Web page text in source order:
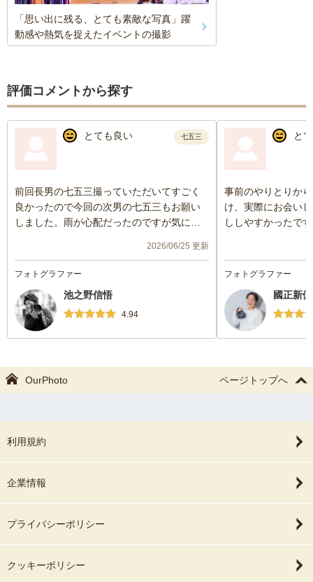
「思い出に残る、とても素敵な写真」躍
動感や熱気を捉えたイベントの撮影
評価コメントから探す
とても良い 七五三
前回長男の七五三撮っていただいてすごく
良かったので今回の次男の七五三もお願い
しました。雨が心配だったのですが気にな
きました。わがままも聞いていただいてあ
りがとうございます。次回も機会がありま
2026/06/25 更新
フォトグラファー
池之野信悟
4.94
と
事前のやりとりか
け、実際にお会い
ししやすかったで
ぜひお願いしたい
フォトグラファー
國正新伍
OurPhoto ページトップへ
利用規約
企業情報
プライバシーポリシー
クッキーポリシー